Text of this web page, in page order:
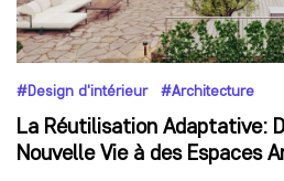
#Design d'intérieur #Architecture
La Réutilisation Adaptative:
Nouvelle Vie à des Espaces